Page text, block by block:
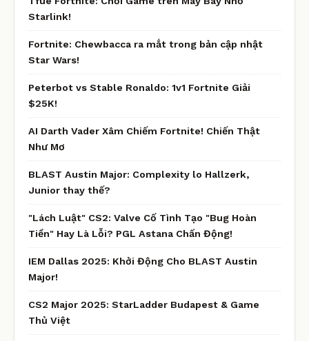
Starlink!
Fortnite: Chewbacca ra mắt trong bản cập nhật
Star Wars!
Peterbot vs Stable Ronaldo: 1v1 Fortnite Giải
$25K!
AI Darth Vader Xâm Chiếm Fortnite! Chiến Thật
Như Mơ
BLAST Austin Major: Complexity lo Hallzerk,
Junior thay thế?
"Lách Luật" CS2: Valve Cố Tình Tạo "Bug Hoàn
Tiền" Hay Là Lỗi? PGL Astana Chấn Động!
IEM Dallas 2025: Khởi Động Cho BLAST Austin
Major!
CS2 Major 2025: StarLadder Budapest & Game
Thủ Việt